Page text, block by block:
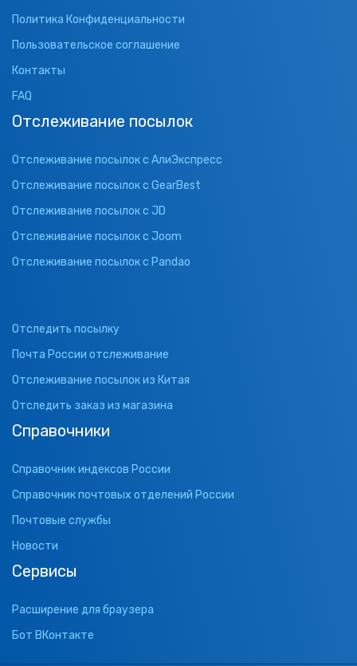
Политика Конфиденциальности
Пользовательское соглашение
Контакты
FAQ
Отслеживание посылок
Отслеживание посылок с АлиЭкспресс
Отслеживание посылок с GearBest
Отслеживание посылок с JD
Отслеживание посылок с Joom
Отслеживание посылок с Pandao
Отследить посылку
Почта России отслеживание
Отслеживание посылок из Китая
Отследить заказ из магазина
Справочники
Справочник индексов России
Справочник почтовых отделений России
Почтовые службы
Новости
Сервисы
Расширение для браузера
Бот ВКонтакте